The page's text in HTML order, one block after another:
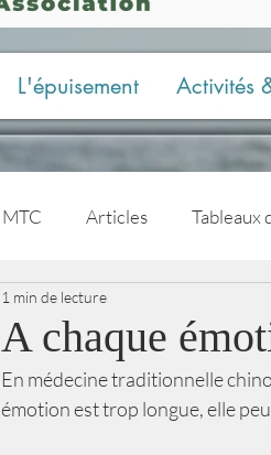
L'épuisement Activités
MTC Articles Tableaux
A chaque
1 min de lecture
En médecine traditionnelle
émotion est trop longue, elle